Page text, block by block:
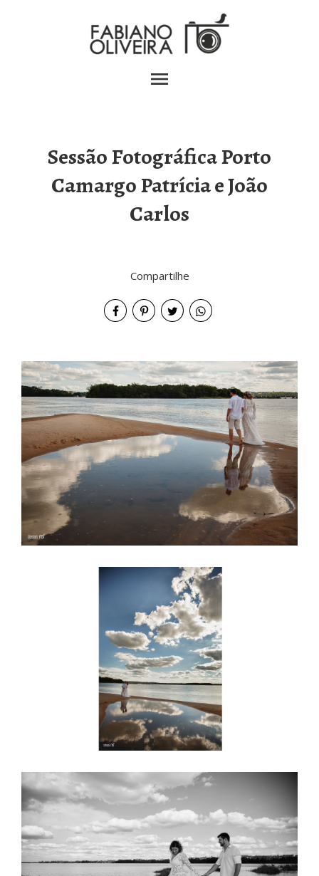
menu
Sessão Fotográfica Porto
Camargo Patrícia e João
Carlos
Compartilhe